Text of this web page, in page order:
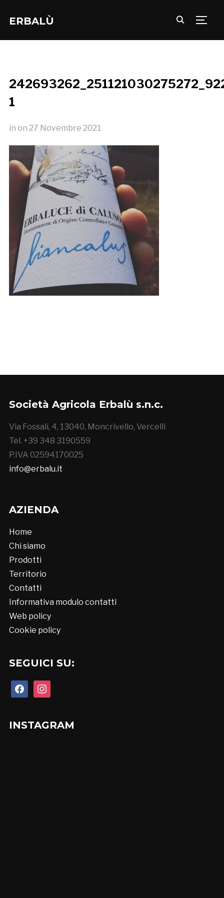
ERBALÙ
1
in on 27 Novembre 2021
Società Agricola Erbalù s.n.c.
Via Fossali, 4, 13040, Moncrivello, Vercelli
Tel. +39 348 3190559
P.IVA 02594170025
info@erbalu.it
AZIENDA
Home
Chi siamo
Prodotti
Territorio
Contatti
Informativa modulo contatti
Web policy
Cookie policy
SEGUICI SU:
facebookinstagram
INSTAGRAM